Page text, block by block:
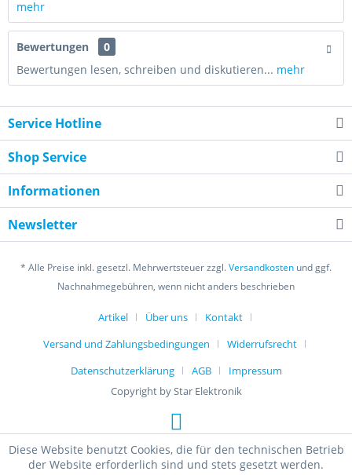
mehr
Bewertungen
0
Bewertungen lesen, schreiben und diskutieren... mehr
Service Hotline
Shop Service
Informationen
Newsletter
* Alle Preise inkl. gesetzl. Mehrwertsteuer zzgl.Versandkosten und ggf.
Nachnahmegebühren, wenn nicht anders beschrieben
Artikel Über uns
Kontakt
Versand und Zahlungsbedingungen
Widerrufsrecht
Datenschutzerklärung
AGB
Impressum
Copyright by Star Elektronik
Diese Website benutzt Cookies, die für den technischen Betrieb
der Website erforderlich sind und stets gesetzt werden.